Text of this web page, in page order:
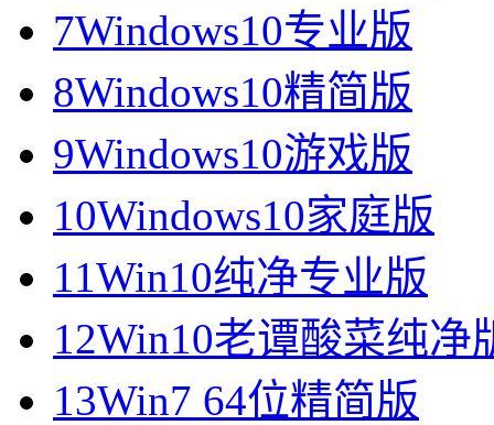
7Windows10专业版
8Windows10精简版
9Windows10游戏版
10Windows10家庭版
11Win10纯净专业版
12Win10老谭酸菜纯净
13Win7 64位精简版